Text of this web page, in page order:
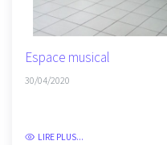
Espace musical
30/04/2020
LIRE PLUS...